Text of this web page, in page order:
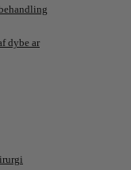
dybe ar